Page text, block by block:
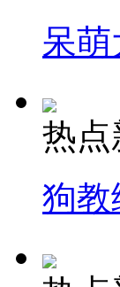
呆
热点
狗教